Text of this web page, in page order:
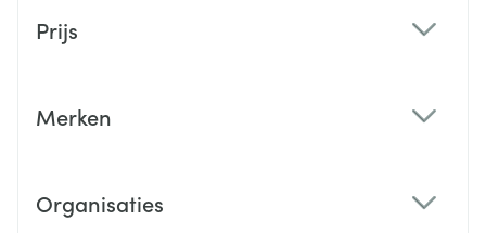
Prijs
Merken
Organisaties